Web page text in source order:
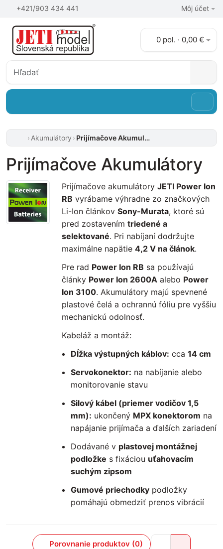
+421/903 434 441 Môj účet
0 pol. · 0,00 €
Akumulátory Prijímačove Akumulátory
Prijímačove Akumulátory
Prijímačove akumulátory JETI Power Ion
RB vyrábame výhradne zo značkových
Li-Ion článkov Sony-Murata, ktoré sú
pred zostavením triedené a
selektované. Pri nabíjaní dodržujte
maximálne napätie 4,2 V na článok.
Pre rad Power Ion RB sa používajú
články Power Ion 2600A alebo Power
Ion 3100. Akumulátory majú spevnené
plastové čelá a ochrannú fóliu pre vyššiu
mechanickú odolnosť.
Kabeláž a montáž:
Dĺžka výstupných káblov: cca 14 cm
Servokonektor: na nabíjanie alebo
monitorovanie stavu
Silový kábel (priemer vodičov 1,5
mm): ukončený MPX konektorom na
napájanie prijímača a ďalších zariadení
Dodávané v plastovej montážnej
podložke s fixáciou uťahovacím
suchým zipsom
Gumové priechodky podložky
pomáhajú obmedziť prenos vibrácií
Porovnanie produktov (0)